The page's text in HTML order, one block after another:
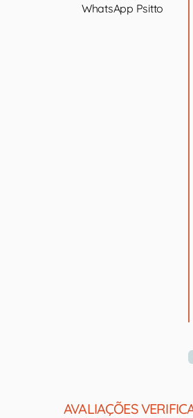
WhatsApp Psitto
AVALIAÇÕES